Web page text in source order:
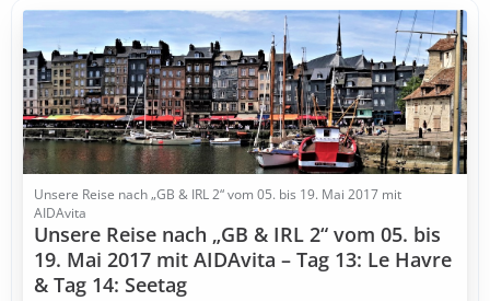
Unsere Reise nach „GB & IRL 2“ vom 05. bis 19. Mai 2017 mit
AIDAvita
Unsere Reise nach „GB & IRL 2“ vom 05. bis
19. Mai 2017 mit AIDAvita – Tag 13: Le Havre
& Tag 14: Seetag